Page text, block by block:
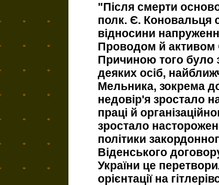
"Після смерти
полк. Є. Коновальця
відносини
Проводом й активом
Причиною того було
деяких осіб,
Мельника, зокрема
недовір'я зростало
праці й
зростало
політики
Віденського
України це
орієнтації на